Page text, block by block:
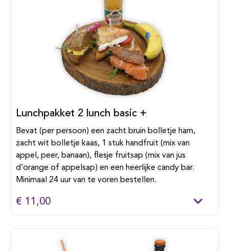
Lunchpakket 2 lunch basic +
Bevat (per persoon) een zacht bruin bolletje ham,
zacht wit bolletje kaas, 1 stuk handfruit (mix van
appel, peer, banaan), flesje fruitsap (mix van jus
d’orange of appelsap) en een heerlijke candy bar.
Minimaal 24 uur van te voren bestellen.
€ 11,00